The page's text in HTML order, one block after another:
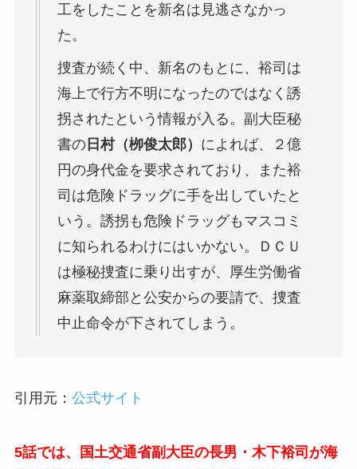
工をしたことを新名は見逃さなかっ
た。
捜査が続く中、新名のもとに、裕司は
海上で行方不明になったのではなく誘
拐されたという情報が入る。副大臣秘
書の日村（栁俊太郎） によれば、２億
円の身代金を要求されており、また裕
司は危険ドラッグに手を出していたと
いう。誘拐も危険ドラッグもマスコミ
に知られるわけにはいかない。ＤＣＵ
は極秘捜査に乗り出すが、厚生労働省
麻薬取締部と公安からの要請で、捜査
中止命令が下されてしまう。
引用元： 公式サイト
5話では、国土交通省副大臣の長男・木下裕司が海